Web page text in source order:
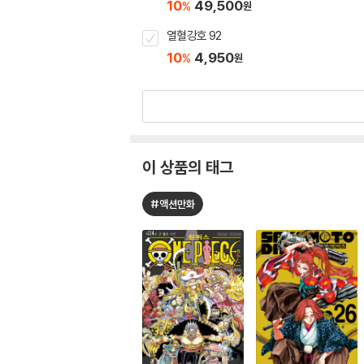
10% 49,500원
열혈강호 92
10% 4,950원
이 상품의 태그
#액션만화